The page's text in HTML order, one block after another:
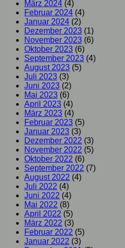
März 2024 (4)
Februar 2024 (4)
Januar 2024 (2)
Dezember 2023 (1)
November 2023 (6)
Oktober 2023 (6)
September 2023 (4)
August 2023 (5)
Juli 2023 (3)
Juni 2023 (2)
Mai 2023 (6)
April 2023 (4)
März 2023 (4)
Februar 2023 (5)
Januar 2023 (3)
Dezember 2022 (3)
November 2022 (5)
Oktober 2022 (6)
September 2022 (7)
August 2022 (4)
Juli 2022 (4)
Juni 2022 (4)
Mai 2022 (8)
April 2022 (5)
März 2022 (3)
Februar 2022 (5)
Januar 2022 (3)